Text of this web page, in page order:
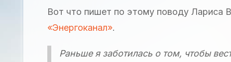
Вот что пишет по этому поводу Лариса
«Энергоканал».
Раньше я заботилась о том, чтобы